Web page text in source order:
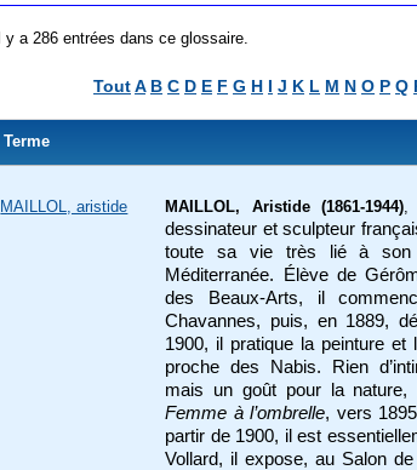
Il y a 286 entrées dans ce glossaire.
ToutA B C D E F G H I J K L M N O P Q
Terme
MAILLOL, aristide MAILLOL, Aristide (1861-1944)
dessinateur et sculpteur
toute sa vie très lié à son
Méditerranée. Élève de
des Beaux-Arts, il
Chavannes, puis, en 1889,
1900, il pratique la peinture
proche des Nabis. Rien
mais un goût pour la
Femme à l’ombrelle, vers
partir de 1900, il est
Vollard, il expose, au Salon